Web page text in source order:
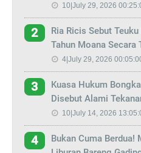
10|July 29, 2026
2
Ria Ricis Sebut
Tahun Moana Secara
4|July 29, 2026
3
Kuasa Hukum
Disebut Alami
10|July 14, 2026
4
Bukan Cuma Berdua!